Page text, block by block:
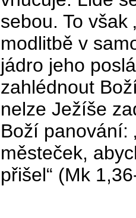
sebou. To však
modlitbě v
jádro jeho
zahlédnout
nelze Ježíše
Boží panování:
městeček,
přišel“ (Mk